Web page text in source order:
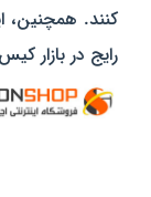
کنند. همچنین،
رایج در بازار